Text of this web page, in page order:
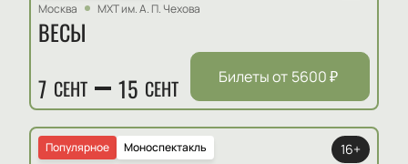
Москва
МХТ им. А. П. Чехова
ВЕСЫ
7 СЕНТ 15 СЕНТ Билеты от 5600₽
Моноспектакль
Популярное
16+